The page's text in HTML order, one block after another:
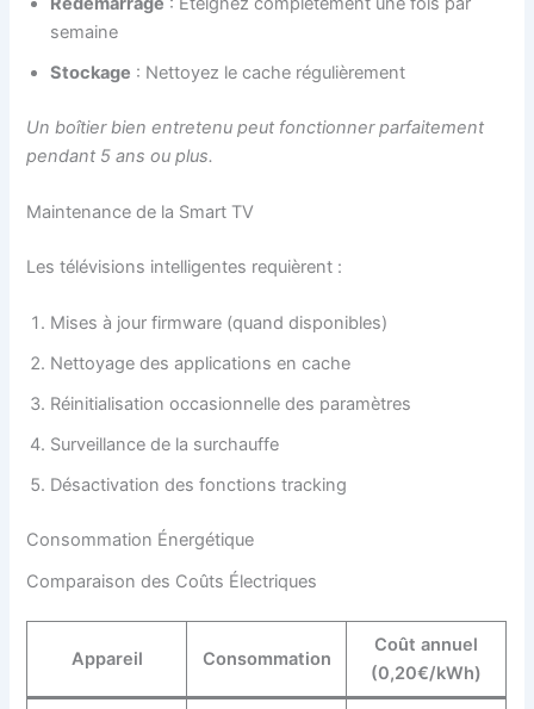
semaine
Stockage : Nettoyez le cache régulièrement
Un boîtier bien entretenu peut fonctionner parfaitement
pendant 5 ans ou plus.
Maintenance de la Smart TV
Les télévisions intelligentes requièrent :
Mises à jour firmware (quand disponibles)
Nettoyage des applications en cache
Réinitialisation occasionnelle des paramètres
Surveillance de la surchauffe
Désactivation des fonctions tracking
Consommation Énergétique
Comparaison des Coûts Électriques
Appareil Consommation
Coût annuel
(0,20€/kWh)